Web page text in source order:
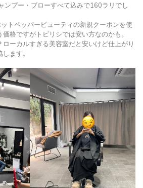
ンプー・ブローすべて込みで160ラリでし
トペッパービューティの新規クーポンを使
格ですがトビリシでは安い方なのかも。
ーカルすぎる美容室だと安いけど仕上がり
ます。